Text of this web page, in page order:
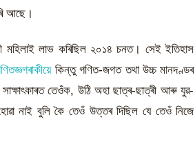
আছে।
মহিলাই লাভ কৰিছিল ২০১৪ চনত। সেই ইতিহাস
কিন্তু গণিত-জগত তথা উচ্চ মানদণ্ডৰ
তেওঁক, উঠি অহা ছাত্ৰ-ছাত্ৰী আৰু যুৱ-
হোৱা নাই বুলি কৈ তেওঁ উত্তৰ দিছিল যে তেওঁ নিজে